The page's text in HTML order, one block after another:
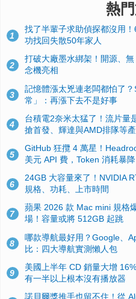
熱
1
找了半輩子求助偵探都沒用
功找回失散50年家人
2
打破大廠墨水綁架！開源、
念機亮相
3
記憶體漲太兇連老闆都怕了
常」：再漲下去不是好事
4
台積電2奈米太猛了！流片量
搶首發、輝達與AMD排隊等
5
GitHub 狂攬 4 萬星！
美元 API 費，Token 消耗暴
6
24GB 大容量來了！NVIDIA
規格、功耗、上市時間
7
蘋果 2026 款 Mac mini 規格
場！容量或將 512GB 起跳
8
哪款導航最好用？Google、
比：四大導航實測懶人包
9
美國上半年 CD 銷量大增
有一半以上根本沒有播放器
諾貝爾獎推手也留不住！從